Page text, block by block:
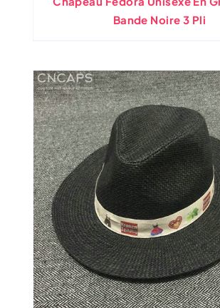
Bande Noire 3 Pli